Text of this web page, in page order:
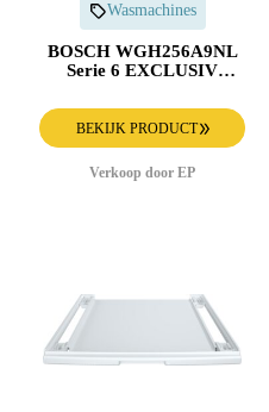
Wasmachines
BOSCH WGH256A9NL
Serie 6 EXCLUSIV
BEKIJK PRODUCT
Verkoop door EP